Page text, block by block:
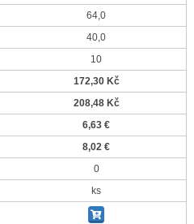
64,0
40,0
10
172,30 Kč
208,48 Kč
6,63 €
8,02 €
0
ks